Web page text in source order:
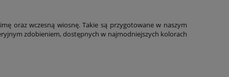
oraz wczesną wiosnę. Takie są przygotowane w naszym
zdobieniem, dostępnych w najmodniejszych kolorach